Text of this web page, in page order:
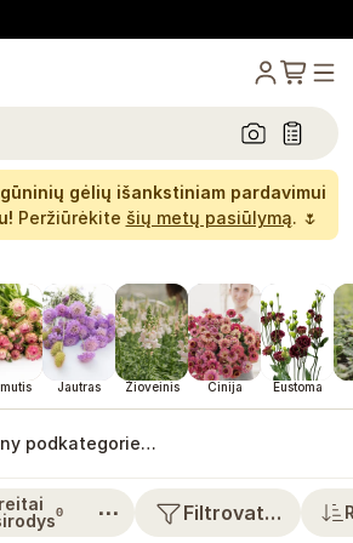
gėlių išankstiniam pardavimui
Peržiūrėkite šių metų pasiūlymą. 🌷
Jautras Žioveinis Cinija Eustoma
podkategorie…
0 ⋯ Filtrovat…